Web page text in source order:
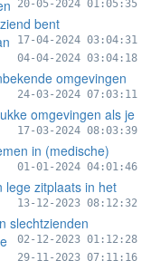
20-05-2024 01:05:35
bent
17-04-2024 03:04:31
04-04-2024 03:04:18
omgevingen
24-03-2024 07:03:11
omgevingen als je
17-03-2024 08:03:39
in (medische)
01-01-2024 04:01:46
lege zitplaats in het
13-12-2023 08:12:32
slechtzienden
02-12-2023 01:12:28
29-11-2023 07:11:16